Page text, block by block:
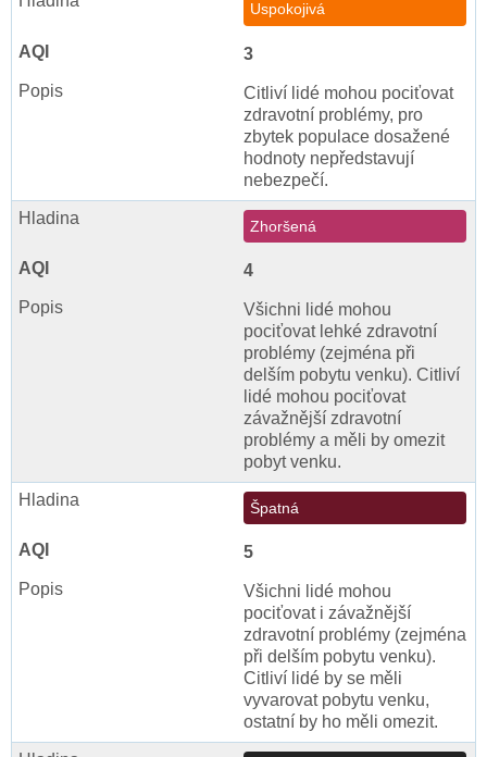
Uspokojivá
3
Citliví lidé mohou pociťovat
zdravotní problémy, pro
zbytek populace dosažené
hodnoty nepředstavují
nebezpečí.
Zhoršená
4
Všichni lidé mohou
pociťovat lehké zdravotní
problémy (zejména při
delším pobytu venku). Citliví
lidé mohou pociťovat
závažnější zdravotní
problémy a měli by omezit
pobyt venku.
Špatná
5
Všichni lidé mohou
pociťovat i závažnější
zdravotní problémy (zejména
při delším pobytu venku).
Citliví lidé by se měli
vyvarovat pobytu venku,
ostatní by ho měli omezit.